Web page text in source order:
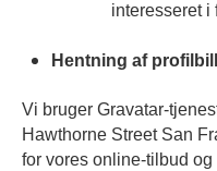
interesseret i
Hentning af
Vi bruger Gravatar-
Hawthorne Street San
for vores online-tilbud